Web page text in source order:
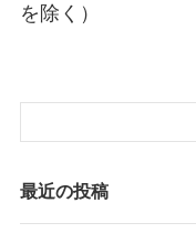
を除く）
最近の投稿